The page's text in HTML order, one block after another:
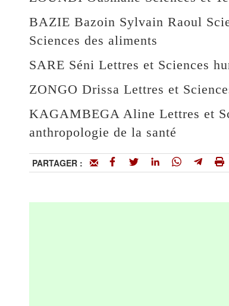
BAZIE Bazoin Sylvain Raoul
Sciences des aliments
SARE Séni Lettres et Sciences
ZONGO Drissa Lettres et
KAGAMBEGA Aline Lettres et
anthropologie de la santé
PARTAGER :